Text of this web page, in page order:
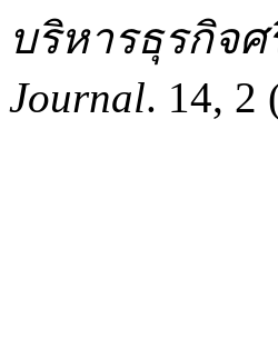
บริหารธุรกิจศ
Journal. 14, 2